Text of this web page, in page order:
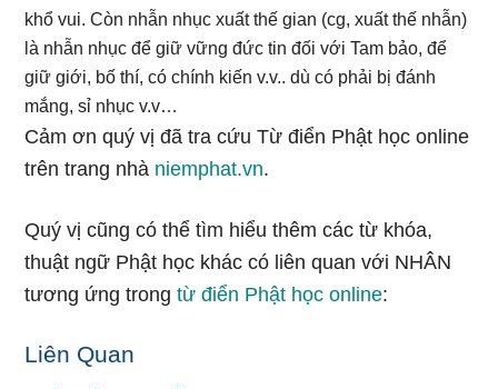
khổ vui. Còn nhẫn nhục xuất thế gian (cg, xuất thế nhẫn)
là nhẫn nhục để giữ vững đức tin đối với Tam bảo, để
giữ giới, bố thí, có chính kiến v.v.. dù có phải bị đánh
mắng, sỉ nhục v.v…
Cảm ơn quý vị đã tra cứu Từ điển Phật học online
trên trang nhà niemphat.vn.
Quý vị cũng có thể tìm hiểu thêm các từ khóa,
thuật ngữ Phật học khác có liên quan với NHÂN
tương ứng trongtừ điển Phật học online:
Liên Quan